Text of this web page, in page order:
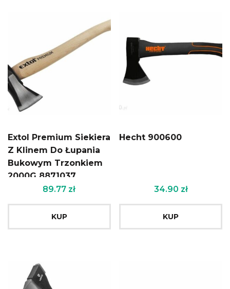
Extol Premium Siekiera
Z Klinem Do Łupania
Bukowym Trzonkiem
2000G 8871037
89.77 zł
KUP
Hecht 900600
34.90 zł
KUP